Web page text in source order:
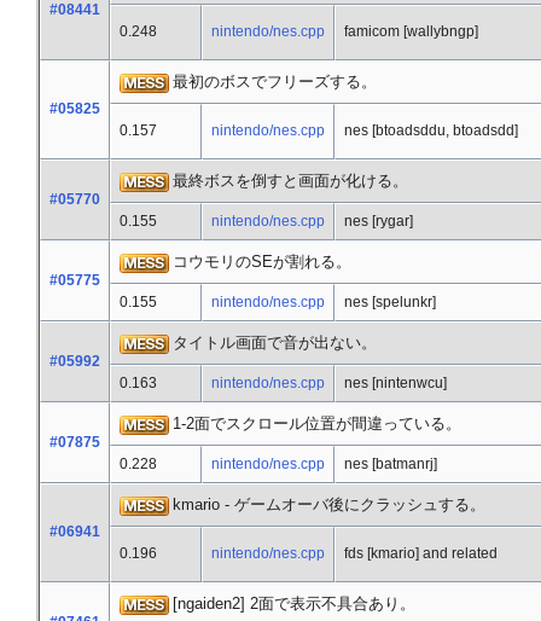
#08441
0.248 nintendo/nes.cpp famicom [wallybngp]
#05825
最初のボスでフリーズする。
0.157 nintendo/nes.cpp nes [btoadsddu, btoadsdd]
#05770
最終ボスを倒すと画面が化ける。
0.155 nintendo/nes.cpp nes [rygar]
#05775
コウモリのSEが割れる。
0.155 nintendo/nes.cpp nes [spelunkr]
#05992
タイトル画面で音が出ない。
0.163 nintendo/nes.cpp nes [nintenwcu]
#07875
1-2面でスクロール位置が間違っている。
0.228 nintendo/nes.cpp nes [batmanrj]
#06941
kmario - ゲームオーバ後にクラッシュする。
0.196 nintendo/nes.cpp fds [kmario] and related
[ngaiden2] 2面で表示不具合あり。